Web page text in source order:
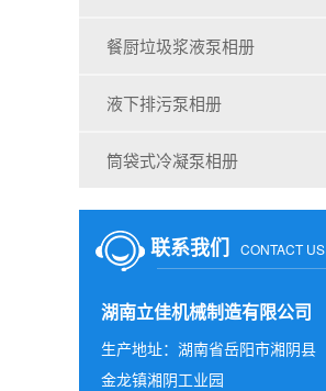
餐厨垃圾浆液泵相册
液下排污泵相册
筒袋式冷凝泵相册
联系我们 CONTACT US
湖南立佳机械制造有限公司
生产地址：湖南省岳阳市湘阴县
金龙镇湘阴工业园